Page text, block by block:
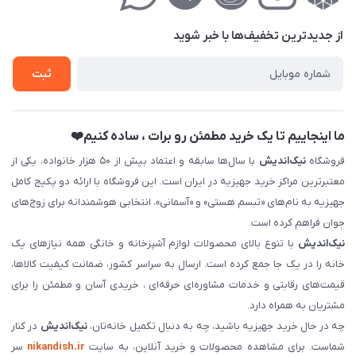
فروش‌اقساطی
از جدید‌ترین تخفیف‌ها با‌ خبر شوید
ثبت
ما اینجاییم تا یک خرید مطمئن رو برات ، ساده کنیم❤️
فروشگاهنیک‌اندیش
با سال‌ها سابقه و اعتماد بیش از ۵۰ هزار خانواده، یکی از
معتبرترین مراکز خرید جهیزیه در ایران است. این فروشگاه با ارائه دو پکیج کامل
جهیزیه به نام‌های «تبسم هستی» و «آسمانی»، انتخابی هوشمندانه برای زوج‌های
جوان فراهم کرده است.
نیک‌اندیش با تنوع بالای محصولات لوازم آشپزخانه و خانگی همه نیازهای یک
خانه را در یک جا جمع کرده است. ارسال به سراسر کشور، ضمانت کیفیت کالاها،
قیمت‌های رقابتی و خدمات مشاوره‌ای حرفه‌ای ، خریدی آسان و مطمئن را برای
مشتریان به همراه دارد.
چه در حال خرید جهیزیه باشید، چه به دنبال تکمیل خانه‌تان،نیک‌اندیش در کنار
شماست. برای مشاهده محصولات و خرید آنلاین، به سایت nikandish.ir سر